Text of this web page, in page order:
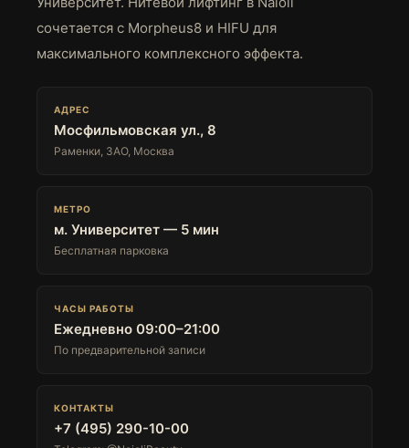
сочетается с Morpheus8 и HIFU для
максимального комплексного эффекта.
АДРЕС
Мосфильмовская ул., 8
Раменки, ЗАО, Москва
МЕТРО
м. Университет — 5 мин
Бесплатная парковка
ЧАСЫ РАБОТЫ
Ежедневно 09:00–21:00
По предварительной записи
КОНТАКТЫ
+7 (495) 290-10-00
Телефон
8(985)290-10-00
ОНЛАЙН ЗАПИСЬ